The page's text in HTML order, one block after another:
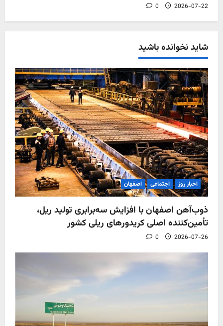
2026-07-22
0
شاید نخوانده باشید
اخبار روز اجتماعی اصفهان
ذوب‌آهن اصفهان با افزایش سه‌برابری تولید ریل،
تأمین‌کننده اصلی کریدورهای ریلی کشور
2026-07-26
0